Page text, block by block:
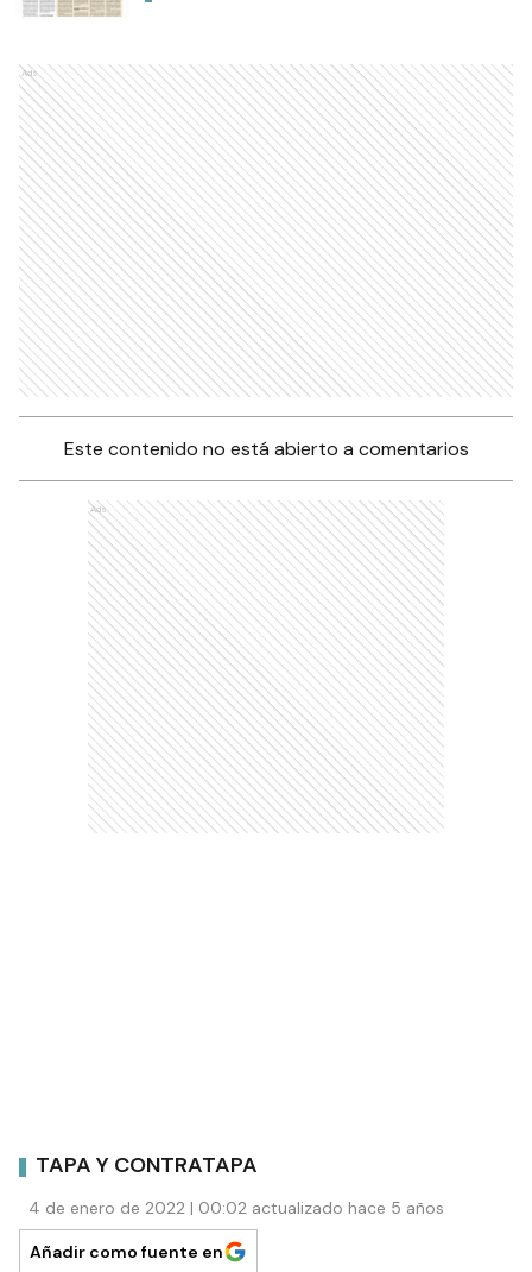
Ads
Este contenido no está abierto a comentarios
Ads
TAPA Y CONTRATAPA
4 de enero de 2022 | 00:02 actualizado hace 5 años
Añadir como fuente en